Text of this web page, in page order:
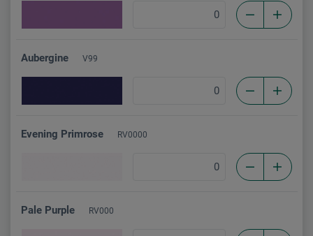
Aubergine V99
Evening Primrose RV0000
Pale Purple RV000